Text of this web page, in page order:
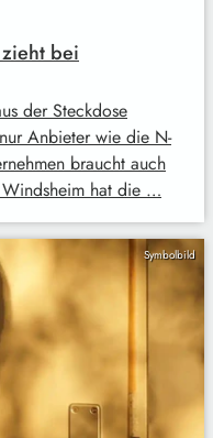
bei
der Steckdose
Anbieter wie die N-
braucht auch
hat die …
Symbolbild